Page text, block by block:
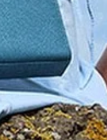
Off
購入のみ
情報に関するテキストメッ
受け取りいただけます。